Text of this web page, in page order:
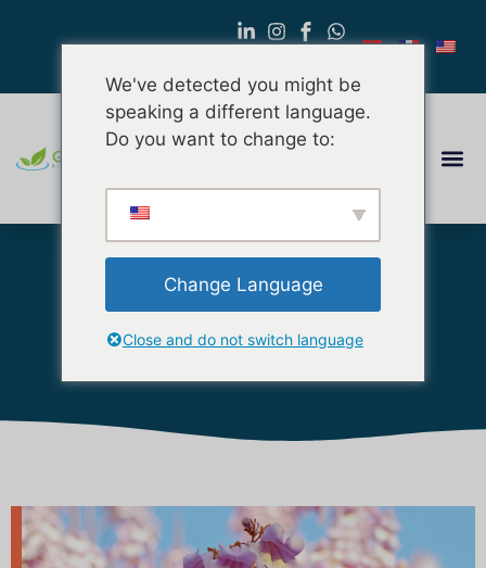
Paulownia
We've detected you might be
speaking a different language.
Do you want to change to:
Change Language
Close and do not switch language